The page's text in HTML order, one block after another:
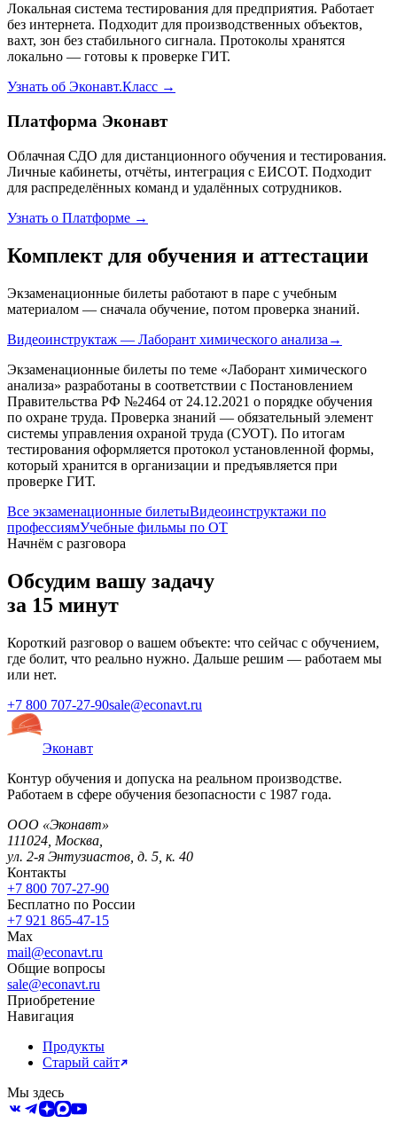
Локальная система тестирования для предприятия. Работает
без интернета. Подходит для производственных объектов,
вахт, зон без стабильного сигнала. Протоколы хранятся
локально — готовы к проверке ГИТ.
Узнать об Эконавт.Класс →
Платформа Эконавт
Облачная СДО для дистанционного обучения и тестирования.
Личные кабинеты, отчёты, интеграция с ЕИСОТ. Подходит
для распределённых команд и удалённых сотрудников.
Узнать о Платформе →
Комплект для обучения и аттестации
Экзаменационные билеты работают в паре с учебным
материалом — сначала обучение, потом проверка знаний.
Видеоинструктаж — Лаборант химического анализа →
Экзаменационные билеты по теме «Лаборант химического
анализа» разработаны в соответствии с Постановлением
Правительства РФ №2464 от 24.12.2021 о порядке обучения
по охране труда. Проверка знаний — обязательный элемент
системы управления охраной труда (СУОТ). По итогам
тестирования оформляется протокол установленной формы,
который хранится в организации и предъявляется при
проверке ГИТ.
Все экзаменационные билетыВидеоинструктажи по
профессиямУчебные фильмы по ОТ
Начнём с разговора
Обсудим вашу задачу
за 15 минут
Короткий разговор о вашем объекте: что сейчас с обучением,
где болит, что реально нужно. Дальше решим — работаем мы
или нет.
+7 800 707-27-90sale@econavt.ru
Эконавт
Контур обучения и допуска на реальном производстве.
Работаем в сфере обучения безопасности с 1987 года.
ООО «Эконавт»
111024 Москва
ул. 2-я Энтузиастов, д. 5, к. 40
Контакты
+7 800 707-27-90
Бесплатно по России
+7 921 865-47-15
Max
mail@econavt.ru
Общие вопросы
sale@econavt.ru
Приобретение
Навигация
Продукты
Старый сайт
Мы здесь